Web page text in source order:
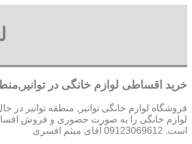
خرید اقساطی لوازم خانگی در
فروشگاه لوازم خانگی توانیر, منطقه توانیر
لوازم خانگی را به صورت حضوری و فروش اقساطی
است. 09123069612 آقای میثم افسری